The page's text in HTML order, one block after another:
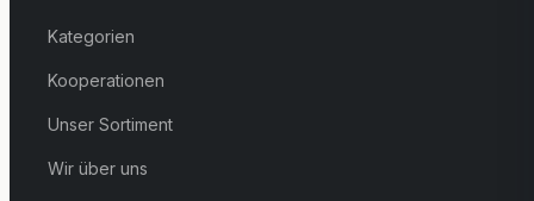
Kategorien
Kooperationen
Unser Sortiment
Wir über uns